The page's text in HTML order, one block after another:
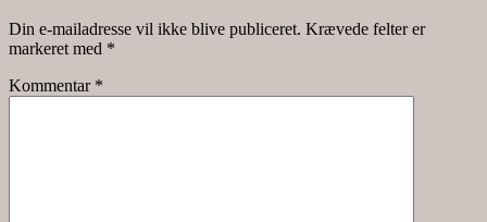
Din e-mailadresse vil ikke blive publiceret. Krævede felter er
markeret med *
Kommentar *